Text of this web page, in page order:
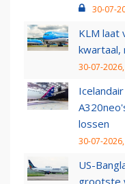
30-07-
KLM laat
kwartaal,
30-07-
lossen
30-07-
US-